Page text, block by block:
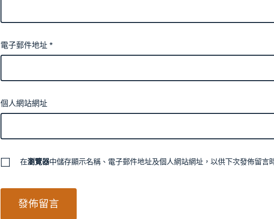
電子郵件地址*
個人網站網址
在瀏覽器中儲存顯示名稱、電子郵件地址及個人網站網址，以供下次發佈留言